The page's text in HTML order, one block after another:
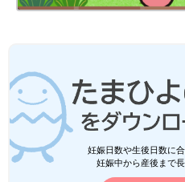
妊娠日数や生後日数に
妊娠中から産後まで